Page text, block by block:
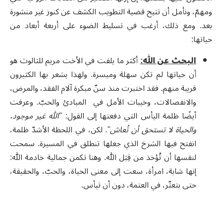
ومهمّ، ونأمل أن تتيح قضية التطويب الكشف عن كنوز غير منشورة
بعد. ومع ذلك، أرغب في تسليط الضوء على أربعة أبعاد من
حياتها:
البحث عن الله:أكثر ما يلفت في الأخت مريم للثالوث هو
أن حياتها لم تكن سهلة وميسرة. ولهذا يشعر بها الكثيرون
قريبة منهم. فقد اختبرت منذ سنّ مبكرة آلام الفقد، والمرض،
والانفصالات، وخيبات الأمل في المبادئ والحبّ. وعرفت
أيضًا ظلمة اليأس التي دفعتها إلى القول:"الله غير موجود،
والحياة لا تستحق أن تُعاش". لكن، في اللحظة الأشدّ ظلمة،
انفتح فيها الشرخ الذي جعلها تنطلق في المسيرة. سمحت
لنفسها أن تُؤخذ من قِبَل الله. وهنا تكمن جمالية خادمة الله:
إنها شابة، امرأة، سعت إلى معنى الحياة، والحبّ، والحقيقة،
حتى بتعثّر، في العتمة، دون أن تيأس.